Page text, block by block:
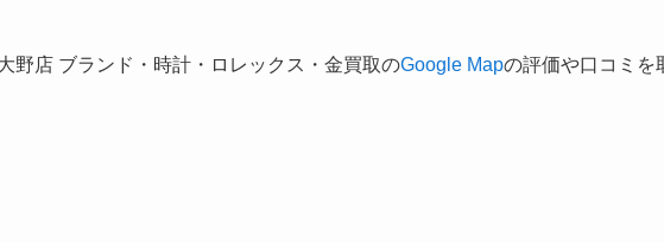
野店 ブランド・時計・ロレックス・金買取のGoogle Mapの評価や口コミを